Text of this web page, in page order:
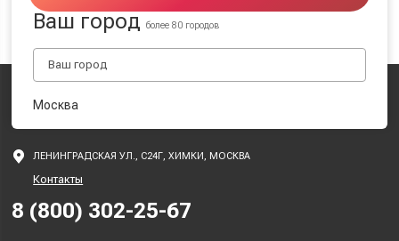
Ваш городболее 80 городов
Москва
ЛЕНИНГРАДСКАЯ УЛ., С24Г, ХИМКИ, МОСКВА
Контакты
8 (800) 302-25-67